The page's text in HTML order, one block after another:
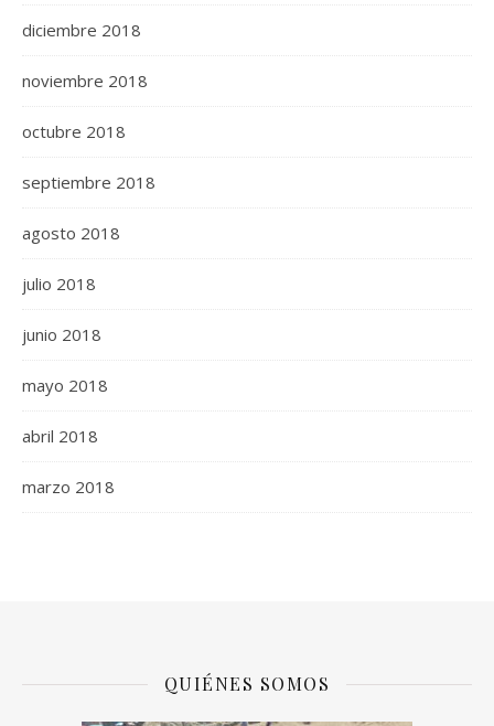
diciembre 2018
noviembre 2018
octubre 2018
septiembre 2018
agosto 2018
julio 2018
junio 2018
mayo 2018
abril 2018
marzo 2018
QUIÉNES SOMOS